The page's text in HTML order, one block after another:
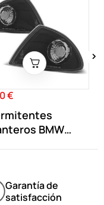
€
BMW
Garantía de
satisfacción